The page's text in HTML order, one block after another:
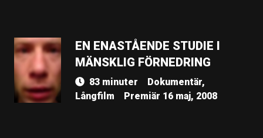
EN ENASTÅENDE STUDIE I
MÄNSKLIG FÖRNEDRING
83 minuter
Dokumentär,
Långfilm
Premiär 16 maj, 2008